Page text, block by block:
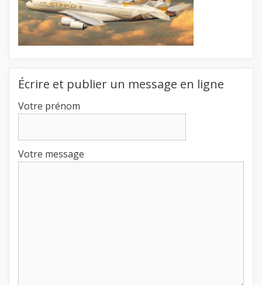
Écrire et publier un message en ligne
Votre prénom
Votre message